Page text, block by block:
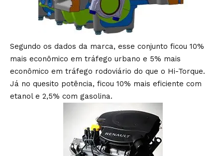
Segundo os dados da marca, esse conjunto ficou 10%
mais econômico em tráfego urbano e 5% mais
econômico em tráfego rodoviário do que o Hi-Torque.
Já no quesito potência, ficou 10% mais eficiente com
etanol e 2,5% com gasolina.